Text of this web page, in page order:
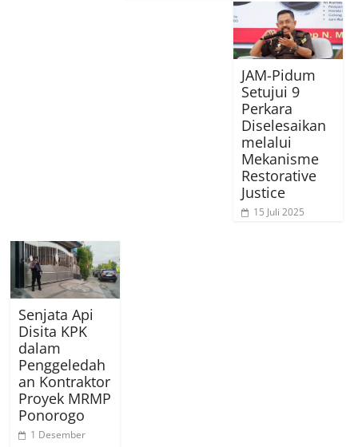
JAM-Pidum
Setujui 9
Perkara
Diselesaikan
melalui
Mekanisme
Restorative
Justice
15 Juli 2025
Senjata Api
Disita KPK
dalam
Penggeledah
an Kontraktor
Proyek MRMP
Ponorogo
1 Desember